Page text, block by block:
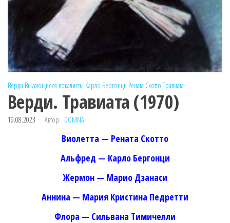
Верди Выдающиеся вокалисты Карло Бергонци Рената Скотто Травиата
Верди. Травиата (1970)
19.08.2023 Автор: DOMNA
Виолетта — Рената Скотто
Альфред — Карло Бергонци
Жермон — Марио Дзанаси
Аннина — Мария Кристина Педретти
Флора — Сильвана Тимичелли